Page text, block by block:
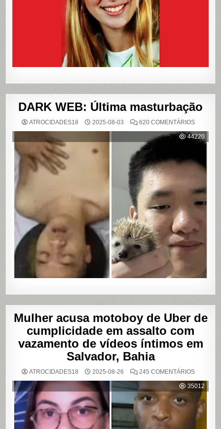
DARK WEB: Última masturbação
ATROCIDADES18 2025-08-03 620 COMENTÁRIOSEM
WEB:
ÚLTIMA
44220
Mulher acusa motoboy de Uber de
cumplicidade em assalto com
vazamento de vídeos íntimos em
Salvador, Bahia
ATROCIDADES18 2025-08-26 245 COMENTÁRIOSEM
ACUSA
DE
UBER
DE
EM
35012